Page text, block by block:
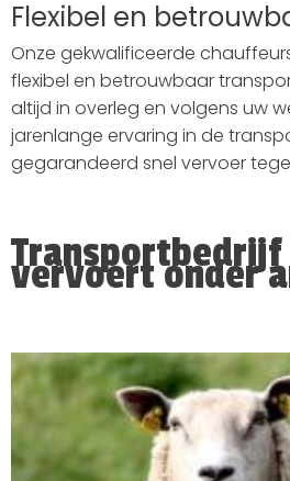
Flexibel en
Onze gekwalificeerde
flexibel en betrouwbaar
altijd in overleg en volgens uw
jarenlange ervaring in de
gegarandeerd snel vervoer
Transportbedrijf
vervoert onder